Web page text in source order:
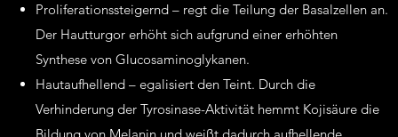
Proliferationssteigernd – regt die Teilung der Basalzellen an.
Der Hautturgor erhöht sich aufgrund einer erhöhten
Synthese von Glucosaminoglykanen.
Hautaufhellend – egalisiert den Teint. Durch die
Verhinderung der Tyrosinase-Aktivität hemmt Kojisäure die